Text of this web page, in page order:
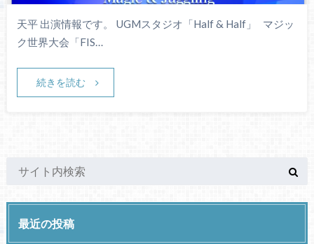
天平 出演情報です。 UGMスタジオ「Half & Half」 マジッ
ク世界大会「FIS…
続きを読む
最近の投稿